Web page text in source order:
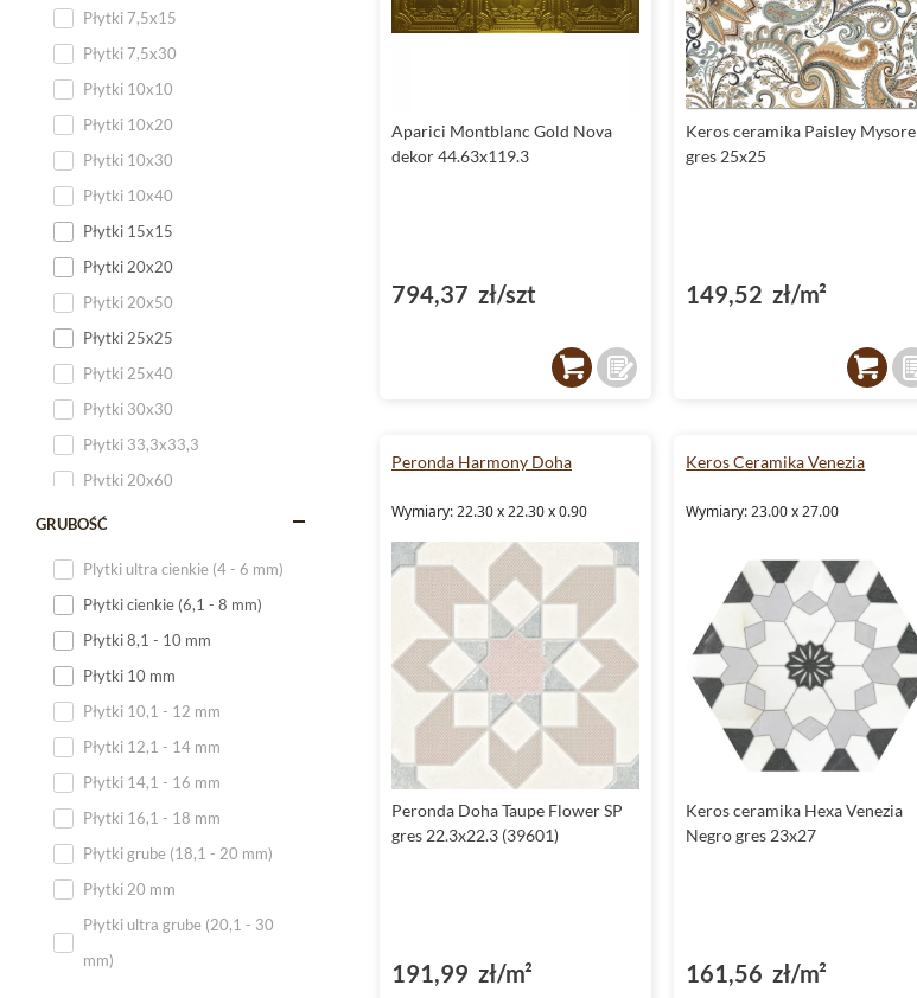
Płytki 7,5x15
Płytki 7,5x30
Płytki 10x10
Płytki 10x20
Płytki 10x30
Płytki 10x40
Płytki 15x15
Płytki 20x20
Płytki 20x50
Płytki 25x25
Płytki 25x40
Płytki 30x30
Płytki 33,3x33,3
Płytki 20x60
Płytki 20x120
GRUBOŚĆ
Plytki ultra cienkie (4 - 6 mm)
Płytki cienkie (6,1 - 8 mm)
Płytki 8,1 - 10 mm
Płytki 10 mm
Płytki 10,1 - 12 mm
Płytki 12,1 - 14 mm
Płytki 14,1 - 16 mm
Płytki 16,1 - 18 mm
Płytki grube (18,1 - 20 mm)
Płytki 20 mm
Płytki ultra grube (20,1 - 30
mm)
Aparici Montblanc Gold Nova
dekor 44.63x119.3
794,37 zł/szt
Keros ceramika Paisley Mysore
gres 25x25
149,52 zł/m²
Peronda Harmony Doha
Wymiary: 22.30 x 22.30 x 0.90
Peronda Doha Taupe Flower SP
gres 22.3x22.3 (39601)
191,99 zł/m²
Keros Ceramika Venezia
Wymiary: 23.00 x 27.00
Keros ceramika Hexa Venezia
Negro gres 23x27
161,56 zł/m²